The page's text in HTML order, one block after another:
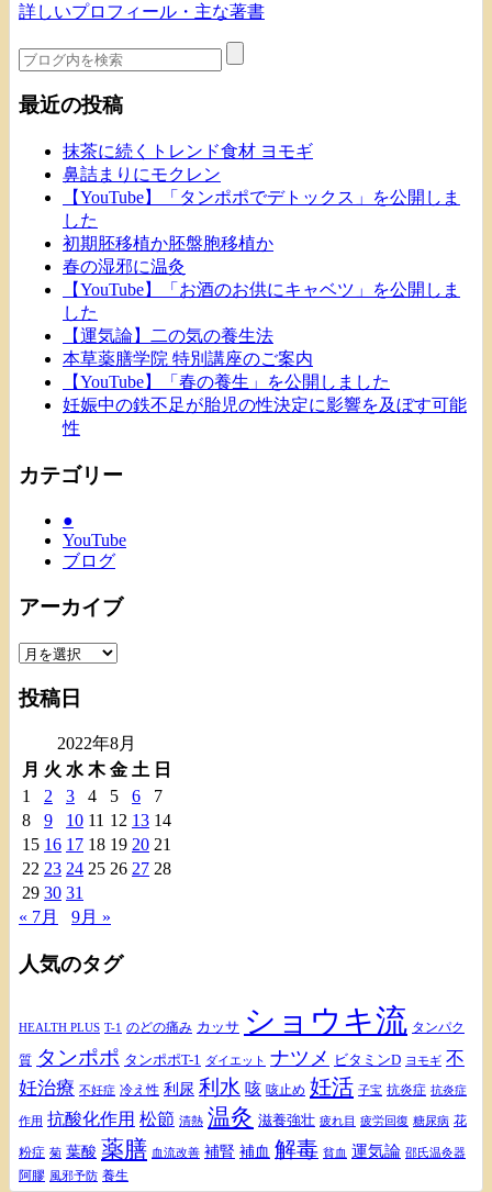
詳しいプロフィール・主な著書
最近の投稿
抹茶に続くトレンド食材 ヨモギ
鼻詰まりにモクレン
【YouTube】「タンポポでデトックス」を公開しま
した
初期胚移植か胚盤胞移植か
春の湿邪に温灸
【YouTube】「お酒のお供にキャベツ」を公開しま
した
【運気論】二の気の養生法
本草薬膳学院 特別講座のご案内
【YouTube】「春の養生」を公開しました
妊娠中の鉄不足が胎児の性決定に影響を及ぼす可能
性
カテゴリー
●
YouTube
ブログ
アーカイブ
ア
カ
投稿日
2022年8月
月 火 水 木 金 土 日
1
2 3 4 5 6
7
8
9 10 11 12 13 14
15 16 17 18 19 20 21
22 23 24 25 26 27 28
29 30 31
« 7月
9月 »
人気のタグ
HEALTH PLUS T-1 のどの痛み カッサ ショウキ流 タンパク
質 タンポポ タンポポT-1 ダイエット ナツメ ビタミンD ヨモギ 不
妊治療 不妊症 冷え性 利尿 利水 咳 咳止め 妊活 子宝 抗炎症 抗炎症
作用 抗酸化作用 松節 清熱 温灸 滋養強壮 疲れ目 疲労回復 糖尿病 花
粉症 菊 葉酸 薬膳 血流改善 補腎 補血 解毒 貧血 運気論 邵氏温灸器
阿膠 風邪予防 養生